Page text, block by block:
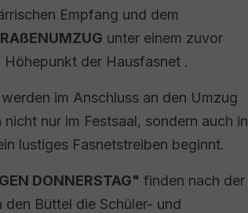
Empfang und dem
unter einem zuvor
der Hausfasnet .
im Anschluss an den Umzug
nur im Festsaal, sondern auch in
lustiges Fasnetstreiben beginnt.
DONNERSTAG" finden nach der
den Büttel die Schüler- und